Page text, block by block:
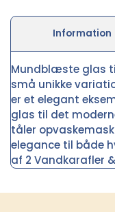
Information
Mundblæste glas
små unikke
er et elegant
glas til det
tåler
elegance til både
af 2 Vandkarafler